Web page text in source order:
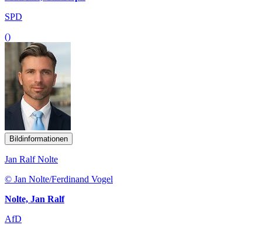
SPD
()
Bildinformationen
Jan Ralf Nolte
© Jan Nolte/Ferdinand Vogel
Nolte, Jan Ralf
AfD